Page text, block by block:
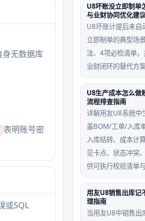
2024年12月，导致初
科目档案非法字符触发
科目名称含全角空格或
&符号，初始化SQL解
析失败并静默退出
无数据库
表明账号密
或SQL
U8坏账没立即制单
与业财协同优化建
U8坏账计提后未自
立即制单的典型场
法、4项必检清单
业财闭环的替代方案
U8生产成本怎么做
流程排查指南
详解用友U8系统中
盖BOM/工单/入库
入库结转、成本计
见卡点、状态冲突
供可执行校验清单
用友U8销售出库记
理指南
当用友U8中销售出